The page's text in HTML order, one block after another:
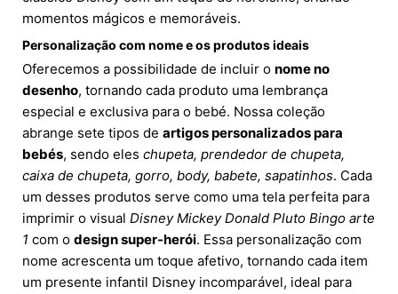
momentos mágicos e memoráveis.
Personalização com nome e os produtos ideais
Oferecemos a possibilidade de incluir o nome no
desenho, tornando cada produto uma lembrança
especial e exclusiva para o bebé. Nossa coleção
abrange sete tipos de artigos personalizados para
bebés, sendo eles chupeta, prendedor de chupeta,
caixa de chupeta, gorro, body, babete, sapatinhos. Cada
um desses produtos serve como uma tela perfeita para
imprimir o visual Disney Mickey Donald Pluto Bingo arte
1 com o design super-herói. Essa personalização com
nome acrescenta um toque afetivo, tornando cada item
um presente infantil Disney incomparável, ideal para